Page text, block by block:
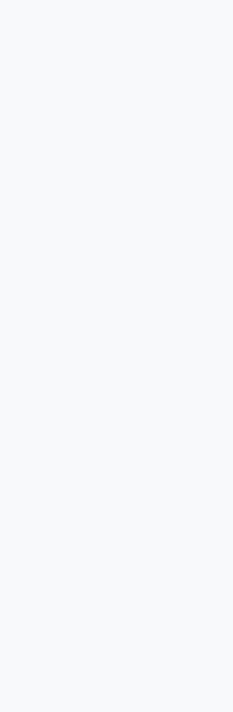
진정성을 유지하고
관객에게 스폰서 콘
도달 범위와 참여도
관객과 스폰서 모두
일관된 수입을 위해
4. 디지털 제품 및
전자책, 템플릿 또는 소
고 판매하는 것은 전문
다. 이 방법은 교육 웹사
디지털 제품으로 수익화
고, 가치 있는 솔루션을
Gumroad나 SendOwl과
어, 에어드롭 웹사이트
토큰 할당 패키지를 판매
고품질의 독특한 제
신뢰를 구축하기 위
디지털 제품을 홍보